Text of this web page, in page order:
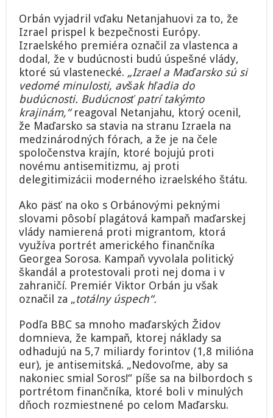
Orbán vyjadril vďaku Netanjahuovi za to, že
Izrael prispel k bezpečnosti Európy.
Izraelského premiéra označil za vlastenca a
dodal, že v budúcnosti budú úspešné vlády,
ktoré sú vlastenecké. „Izrael a Maďarsko sú si
vedomé minulosti, avšak hľadia do
budúcnosti. Budúcnosť patrí takýmto
krajinám,“reagoval Netanjahu, ktorý ocenil,
že Maďarsko sa stavia na stranu Izraela na
medzinárodných fórach, a že je na čele
spoločenstva krajín, ktoré bojujú proti
novému antisemitizmu, aj proti
delegitimizácii moderného izraelského štátu.
Ako päsť na oko s Orbánovými peknými
slovami pôsobí plagátová kampaň maďarskej
vlády namierená proti migrantom, ktorá
využíva portrét amerického finančníka
Georgea Sorosa. Kampaň vyvolala politický
škandál a protestovali proti nej doma i v
zahraničí. Premiér Viktor Orbán ju však
označil za „totálny úspech“.
Podľa BBC sa mnoho maďarských Židov
domnieva, že kampaň, ktorej náklady sa
odhadujú na 5,7 miliardy forintov (1,8 milióna
eur), je antisemitská. „Nedovoľme, aby sa
nakoniec smial Soros!“ píše sa na bilbordoch s
portrétom finančníka, ktoré boli v minulých
dňoch rozmiestnené po celom Maďarsku.